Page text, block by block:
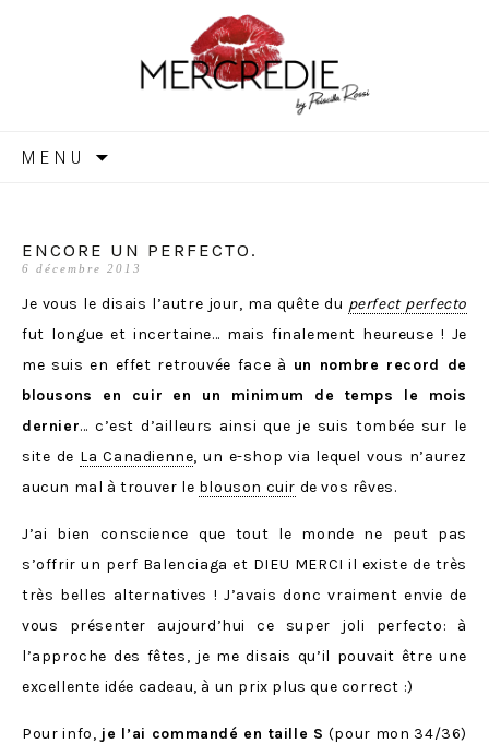
MERCREDIE
MENU
ENCORE UN PERFECTO.
6 décembre 2013
Je vous le disais l’autre jour, ma quête du perfect perfecto
fut longue et incertaine… mais finalement heureuse ! Je
me suis en effet retrouvée face à un nombre record de
blousons en cuir en un minimum de temps le mois
dernier… c’est d’ailleurs ainsi que je suis tombée sur le
site de La Canadienne, un e-shop via lequel vous n’aurez
aucun mal à trouver le blouson cuir de vos rêves.
J’ai bien conscience que tout le monde ne peut pas
s’offrir un perf Balenciaga et DIEU MERCI il existe de très
très belles alternatives ! J’avais donc vraiment envie de
vous présenter aujourd’hui ce super joli perfecto: à
l’approche des fêtes, je me disais qu’il pouvait être une
excellente idée cadeau, à un prix plus que correct :)
Pour info, je l’ai commandé en taille S (pour mon 34/36)